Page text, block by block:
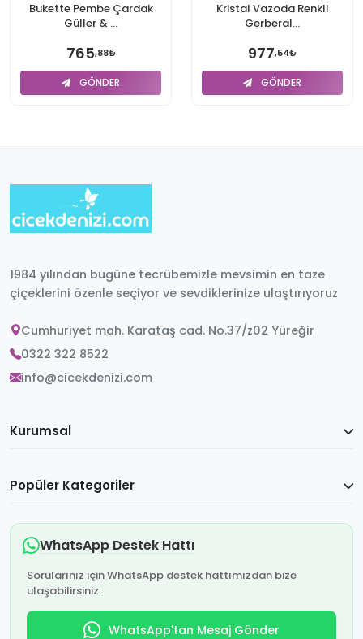
Bukette Pembe Çardak
Güller & ...
765,88₺
GÖNDER
Kristal Vazoda Renkli
Gerberal...
977,54₺
GÖNDER
1984 yılından bugüne tecrübemizle mevsimin en taze
çiçeklerini özenle seçiyor ve sevdiklerinize ulaştırıyoruz
Cumhuriyet mah. Karataş cad. No.37/z02 Yüreğir
0322 322 8522
info@cicekdenizi.com
Kurumsal
Popüler Kategoriler
WhatsApp Destek Hattı
Sorularınız için WhatsApp destek hattımızdan bize
ulaşabilirsiniz.
WhatsApp'tan Mesaj Gönder